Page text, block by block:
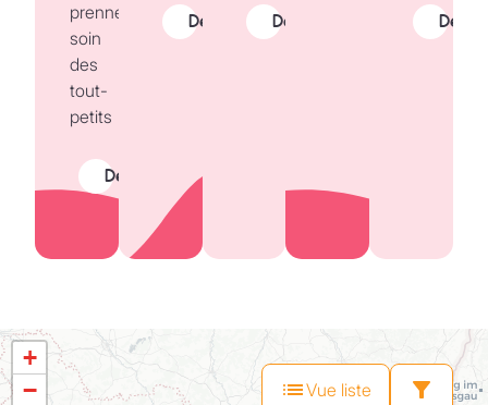
prennent
soin
des
tout-
petits
Découvrir
Découvrir Découvrir
Vue liste
+
−